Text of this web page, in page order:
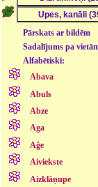
Pārskats ar bildēm
Sadalījums pa
Alfabētiski:
Abava
Abuls
Abze
Aga
Aģe
Aiviekste
Aizklāņupe